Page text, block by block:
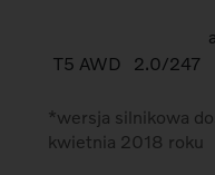
T5 AWD 2.0/247
*wersja silnikowa
kwietnia 2018 roku